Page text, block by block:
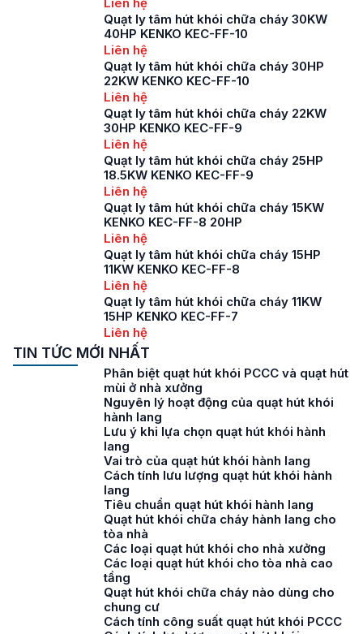
Quạt ly tâm hút khói chữa cháy 30KW
40HP KENKO KEC-FF-10
Liên hệ
Quạt ly tâm hút khói chữa cháy 30HP
22KW KENKO KEC-FF-10
Liên hệ
Quạt ly tâm hút khói chữa cháy 22KW
30HP KENKO KEC-FF-9
Liên hệ
Quạt ly tâm hút khói chữa cháy 25HP
18.5KW KENKO KEC-FF-9
Liên hệ
Quạt ly tâm hút khói chữa cháy 15KW
KENKO KEC-FF-8 20HP
Liên hệ
Quạt ly tâm hút khói chữa cháy 15HP
11KW KENKO KEC-FF-8
Liên hệ
Quạt ly tâm hút khói chữa cháy 11KW
15HP KENKO KEC-FF-7
Liên hệ
TIN TỨC MỚI NHẤT
Phân biệt quạt hút khói PCCC và quạt hút
mùi ở nhà xưởng
Nguyên lý hoạt động của quạt hút khói
hành lang
Lưu ý khi lựa chọn quạt hút khói hành
lang
Vai trò của quạt hút khói hành lang
Cách tính lưu lượng quạt hút khói hành
lang
Tiêu chuẩn quạt hút khói hành lang
Quạt hút khói chữa cháy hành lang cho
tòa nhà
Các loại quạt hút khói cho nhà xưởng
Các loại quạt hút khói cho tòa nhà cao
tầng
Quạt hút khói chữa cháy nào dùng cho
chung cư
Cách tính công suất quạt hút khói PCCC